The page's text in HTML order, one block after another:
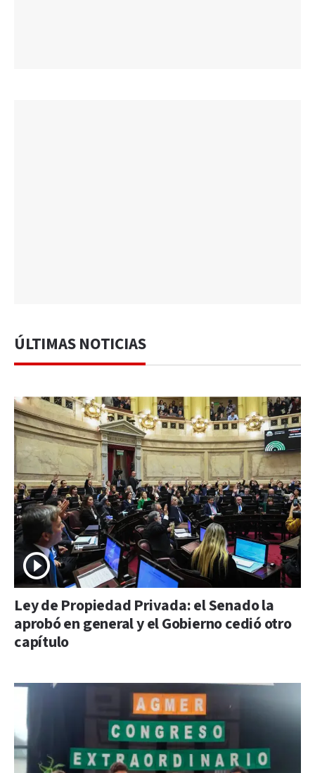
ÚLTIMAS NOTICIAS
Ley de Propiedad Privada: el Senado la
aprobó en general y el Gobierno cedió otro
capítulo